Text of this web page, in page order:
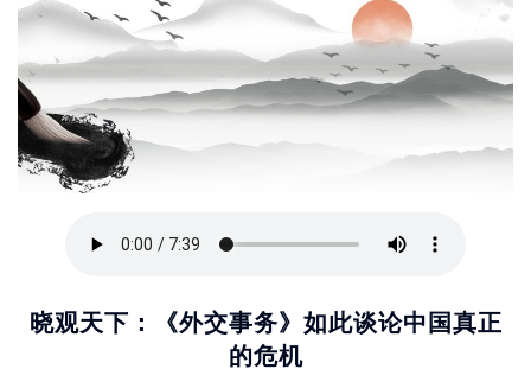
晓观天下：《外交事务》如此谈论中国真正
的危机